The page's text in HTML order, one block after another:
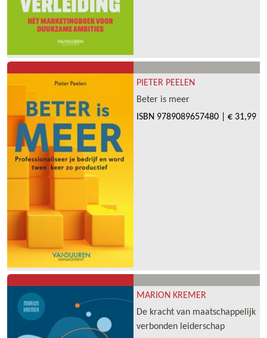
PIETER PEELEN
Beter is meer
ISBN 9789089657480 € 31,99
MARION KREMER
De kracht van maatschappelijk
verbonden leiderschap